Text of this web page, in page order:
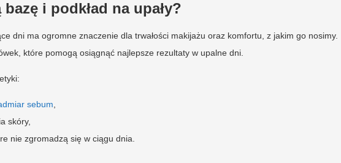
i podkład na upały?
dni ma ogromne znaczenie dla trwałości makijażu oraz komfortu, z jakim go nosimy.
które pomogą osiągnąć najlepsze rezultaty w upalne dni.
sebum
skóry,
nie zgromadzą się w ciągu dnia.